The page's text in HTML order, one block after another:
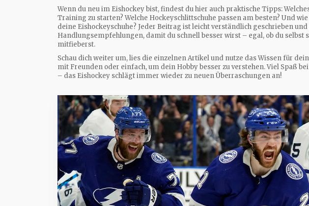
Wenn du neu im Eishockey bist, findest du hier auch praktische Tipps:
Training zu starten? Welche Hockeyschlittschuhe passen am besten? Und
deine Eishockeyschuhe? Jeder Beitrag ist leicht verständlich geschrieben
Handlungsempfehlungen, damit du schnell besser wirst – egal, ob du selbst
mitfieberst.
Schau dich weiter um, lies die einzelnen Artikel und nutze das Wissen für
mit Freunden oder einfach, um dein Hobby besser zu verstehen. Viel Spaß
– das Eishockey schlägt immer wieder zu neuen Überraschungen an!